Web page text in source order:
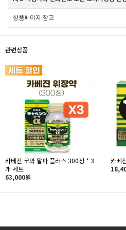
상품페이지 참고
관련상품
카베진 코와 알파 플러스 300정 * 3
개 세트
63,000원
카베